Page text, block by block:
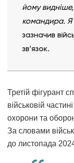
йому
командира.
зазначив
зв’язок.
Третій фігурант
військовій
охорони та
За словами
до листопада